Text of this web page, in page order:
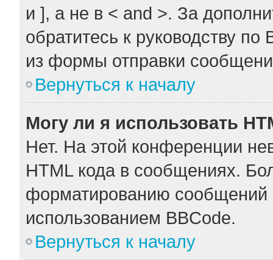
и ], а не в < and >. За
обратитесь к руководству
из формы отправки
Вернуться к началу
Могу ли я использовать
Нет. На этой конференции
HTML кода в сообщениях.
форматированию сообщений
использованием BBCode.
Вернуться к началу